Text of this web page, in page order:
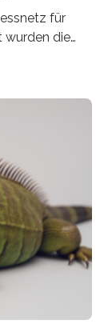
für
wurden die
Bericht zur
und
2025).
neuerdings
wurden sie
des